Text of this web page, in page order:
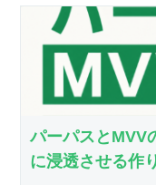
パーパスとMVV
に浸透させる作